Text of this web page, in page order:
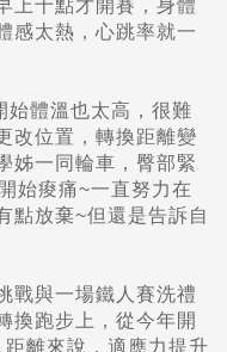
上十點才開賽，身體
感太熱，心跳率就一
始體溫也太高，很難
改位置，轉換距離變
姊一同輪車，臀部緊
始痠痛~一直努力在
點放棄~但還是告訴自
戰與一場鐵人賽洗禮
換跑步上，從今年開
離來說，適應力提升